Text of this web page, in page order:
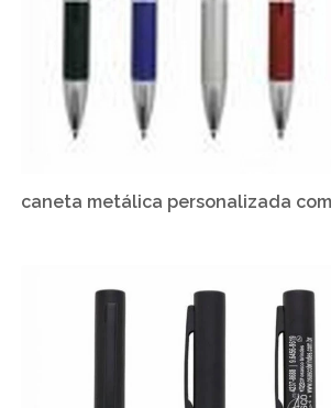
caneta metálica personalizada